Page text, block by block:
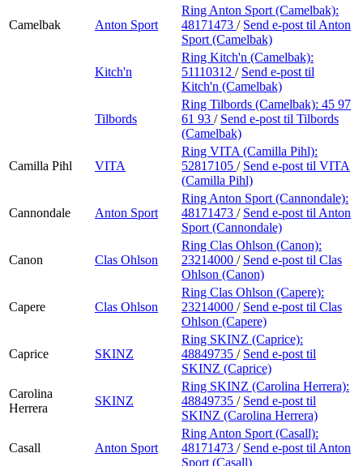
Camelbak Anton Sport
Ring Anton Sport (Camelbak):
48171473 / Send e-post til Anton
Sport (Camelbak)
Kitch'n
Ring Kitch'n (Camelbak):
51110312 / Send e-post til
Kitch'n (Camelbak)
Tilbords
Ring Tilbords (Camelbak): 45 97
61 93 / Send e-post til Tilbords
(Camelbak)
Camilla Pihl VITA
Ring VITA (Camilla Pihl):
52817105 / Send e-post til VITA
(Camilla Pihl)
Cannondale Anton Sport
Ring Anton Sport (Cannondale):
48171473 / Send e-post til Anton
Sport (Cannondale)
Canon Clas Ohlson
Ring Clas Ohlson (Canon):
23214000 / Send e-post til Clas
Ohlson (Canon)
Capere Clas Ohlson
Ring Clas Ohlson (Capere):
23214000 / Send e-post til Clas
Ohlson (Capere)
Caprice SKINZ
Ring SKINZ (Caprice):
48849735 / Send e-post til
SKINZ (Caprice)
Carolina
Herrera
SKINZ
Ring SKINZ (Carolina Herrera):
48849735 / Send e-post til
SKINZ (Carolina Herrera)
Casall Anton Sport
Ring Anton Sport (Casall):
48171473 / Send e-post til Anton
Sport (Casall)